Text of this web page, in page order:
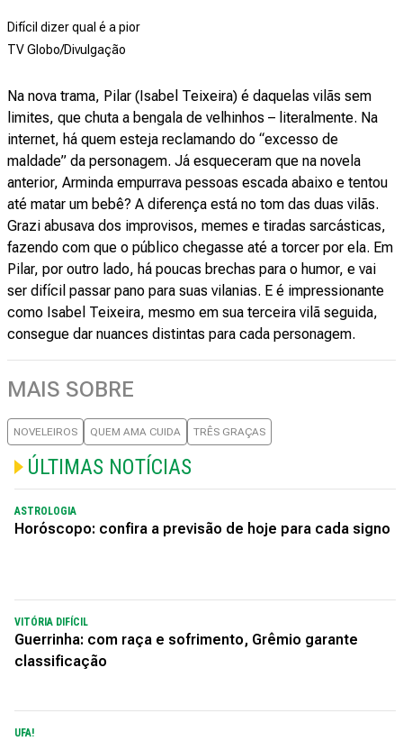
Difícil dizer qual é a pior
TV Globo/Divulgação
Na nova trama, Pilar (Isabel Teixeira) é daquelas vilãs sem
limites, que chuta a bengala de velhinhos – literalmente. Na
internet, há quem esteja reclamando do “excesso de
maldade” da personagem. Já esqueceram que na novela
anterior, Arminda empurrava pessoas escada abaixo e tentou
até matar um bebê? A diferença está no tom das duas vilãs.
Grazi abusava dos improvisos, memes e tiradas sarcásticas,
fazendo com que o público chegasse até a torcer por ela. Em
Pilar, por outro lado, há poucas brechas para o humor, e vai
ser difícil passar pano para suas vilanias. E é impressionante
como Isabel Teixeira, mesmo em sua terceira vilã seguida,
consegue dar nuances distintas para cada personagem.
MAIS SOBRE
NOVELEIROS QUEM AMA CUIDA TRÊS GRAÇAS
ÚLTIMAS NOTÍCIAS
ASTROLOGIA
Horóscopo: confira a previsão de hoje para cada signo
VITÓRIA DIFÍCIL
Guerrinha: com raça e sofrimento, Grêmio garante
classificação
UFA!